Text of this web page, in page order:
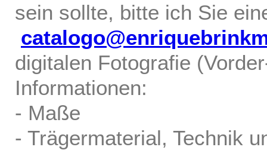
sein sollte, bitte ich Sie
digitalen Fotografie
Informationen:
- Maße
- Trägermaterial, Technik